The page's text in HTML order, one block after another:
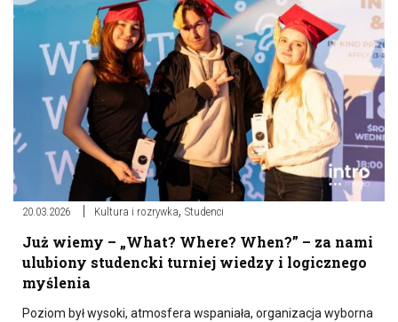
20.03.2026 Kultura i rozrywka, Studenci
Już wiemy – „What? Where? When?” – za nami
ulubiony studencki turniej wiedzy i logicznego
myślenia
Poziom był wysoki, atmosfera wspaniała, organizacja wyborna